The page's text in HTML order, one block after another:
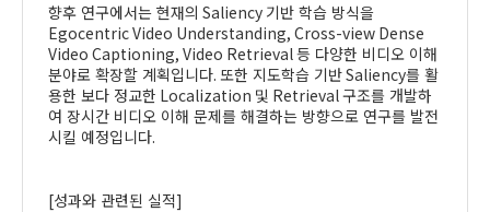
향후 연구에서는 현재의 Saliency 기반 학습 방식을
Egocentric Video Understanding, Cross-view Dense
Video Captioning, Video Retrieval등 다양한 비디오 이해
분야로 확장할 계획입니다. 또한 지도학습 기반Saliency를 활
용한 보다 정교한 Localization 및 Retrieval구조를 개발하
여 장시간 비디오 이해 문제를 해결하는 방향으로 연구를 발전
시킬 예정입니다.
[성과와 관련된 실적]